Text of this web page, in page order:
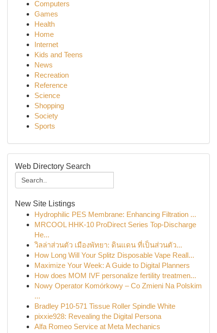
Computers
Games
Health
Home
Internet
Kids and Teens
News
Recreation
Reference
Science
Shopping
Society
Sports
Web Directory Search
New Site Listings
Hydrophilic PES Membrane: Enhancing Filtration ...
MRCOOL HHK-10 ProDirect Series Top-Discharge
He...
วิลล่าส่วนตัว เมืองพัทยา: ดินแดน ที่เป็นส่วนตัว...
How Long Will Your Splitz Disposable Vape Reall...
Maximize Your Week: A Guide to Digital Planners
How does MOM IVF personalize fertility treatmen...
Nowy Operator Komórkowy – Co Zmieni Na Polskim
...
Bradley P10-571 Tissue Roller Spindle White
pixxie928: Revealing the Digital Persona
Alfa Romeo Service at Meta Mechanics